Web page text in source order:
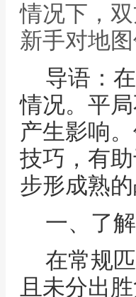
情况下，
新手对地
导语：
情况。平
产生影响
技巧，有
步形成熟的
一、了
在常规
且未分出